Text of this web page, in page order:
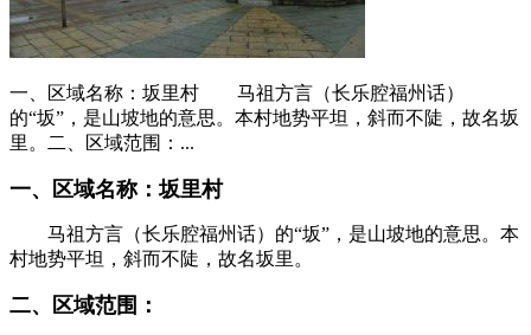
一、区域名称：坂里村 马祖方言（长乐腔福州话）
的“坂”，是山坡地的意思。本村地势平坦，斜而不陡，故名坂
里。二、区域范围：...
一、区域名称：坂里村
马祖方言（长乐腔福州话）的“坂”，是山坡地的意思。本
村地势平坦，斜而不陡，故名坂里。
二、区域范围：